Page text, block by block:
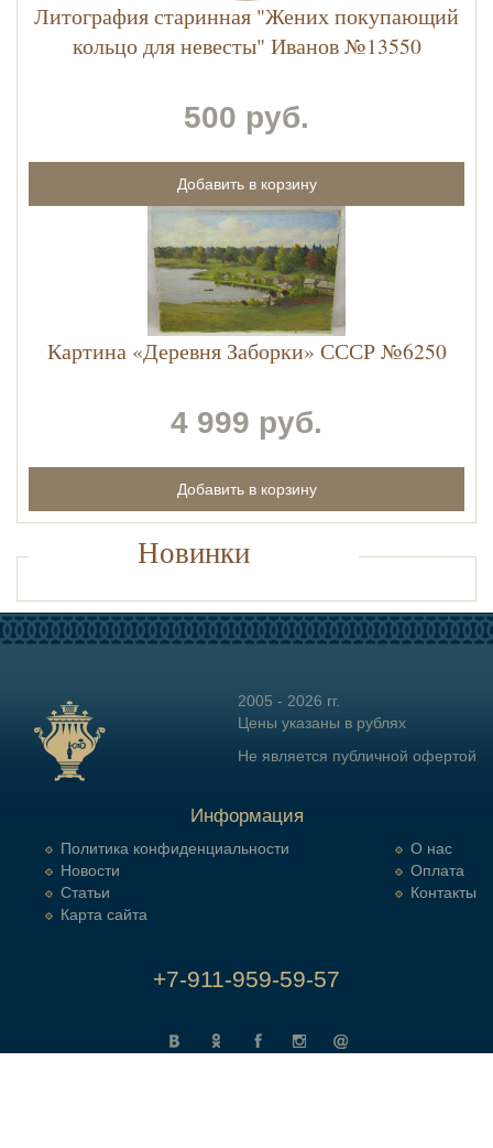
Литография старинная "Жених покупающий
кольцо для невесты" Иванов №13550
500 руб.
Картина «Деревня Заборки» СССР №6250
4 999 руб.
Новинки
2005 - 2026 гг.
Цены указаны в рублях
Не является публичной офертой
Информация
Политика конфиденциальности
Новости
Статьи
Карта сайта
О нас
Оплата
Контакты
+7-911-959-59-57